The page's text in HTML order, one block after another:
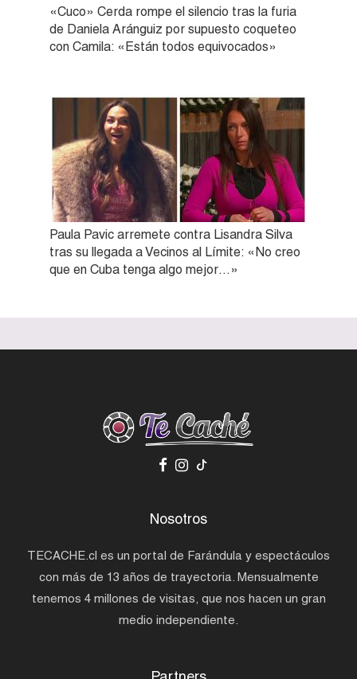
«Cuco» Cerda rompe el silencio tras la furia
de Daniela Aránguiz por supuesto coqueteo
con Camila: «Están todos equivocados»
Paula Pavic arremete contra Lisandra Silva
tras su llegada a Vecinos al Límite: «No creo
que en Cuba tenga algo mejor…»
Nosotros
TECACHE.cl es un portal de Farándula y espectáculos
con más de 13 años de trayectoria. Mensualmente
tenemos 4 millones de visitas, que nos hacen un gran
medio independiente.